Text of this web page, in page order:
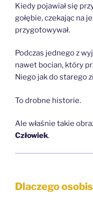
Kiedy pojawiał się
gołębie, czekając na
przygotowywał.
Podczas jednego z
nawet bocian, który
Niego jak do starego
To drobne historie.
Ale właśnie takie
Człowiek.
Dlaczego